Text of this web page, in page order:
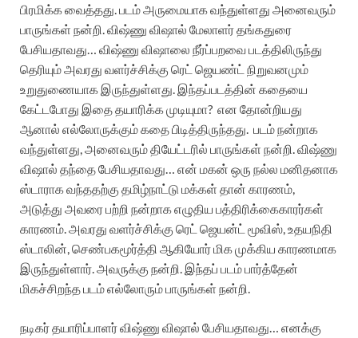
பிரமிக்க வைத்தது. படம் அருமையாக வந்துள்ளது அனைவரும்
பாருங்கள் நன்றி. விஷ்ணு விஷால் மேலாளர் தங்கதுரை
பேசியதாவது… விஷ்ணு விஷாலை நீர்ப்பறவை படத்திலிருந்து
தெரியும் அவரது வளர்ச்சிக்கு ரெட் ஜெயண்ட் நிறுவனமும்
உறுதுணையாக இருந்துள்ளது. இந்தப்படத்தின் கதையை
கேட்டபோது இதை தயாரிக்க முடியுமா? என தோன்றியது
ஆனால் எல்லோருக்கும் கதை பிடித்திருந்தது. படம் நன்றாக
வந்துள்ளது, அனைவரும் தியேட்டரில் பாருங்கள் நன்றி. விஷ்ணு
விஷால் தந்தை பேசியதாவது… என் மகன் ஒரு நல்ல மனிதனாக
ஸ்டாராக வந்ததற்கு தமிழ்நாட்டு மக்கள் தான் காரணம்,
அடுத்து அவரை பற்றி நன்றாக எழுதிய பத்திரிக்கைகாரர்கள்
காரணம். அவரது வளர்ச்சிக்கு ரெட் ஜெயன்ட் மூவிஸ், உதயநிதி
ஸ்டாலின், செண்பகமூர்த்தி ஆகியோர் மிக முக்கிய காரணமாக
இருந்துள்ளார். அவருக்கு நன்றி. இந்தப் படம் பார்த்தேன்
மிகச்சிறந்த படம் எல்லோரும் பாருங்கள் நன்றி.
நடிகர் தயாரிப்பாளர் விஷ்ணு விஷால் பேசியதாவது… எனக்கு